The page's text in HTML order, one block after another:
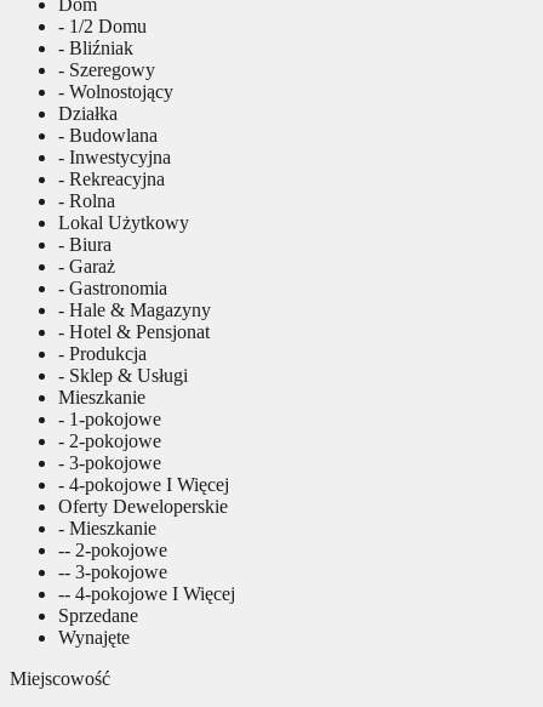
- 1/2 Domu
- Bliźniak
- Szeregowy
- Wolnostojący
Działka
- Budowlana
- Inwestycyjna
- Rekreacyjna
- Rolna
Lokal Użytkowy
- Biura
- Garaż
- Gastronomia
- Hale & Magazyny
- Hotel & Pensjonat
- Produkcja
- Sklep & Usługi
Mieszkanie
- 1-pokojowe
- 2-pokojowe
- 3-pokojowe
- 4-pokojowe I Więcej
Oferty Deweloperskie
- Mieszkanie
-- 2-pokojowe
-- 3-pokojowe
-- 4-pokojowe I Więcej
Sprzedane
Wynajęte
Miejscowość